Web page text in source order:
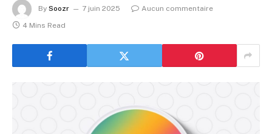
By Soozr 7 juin 2025
Aucun commentaire
4 Mins Read